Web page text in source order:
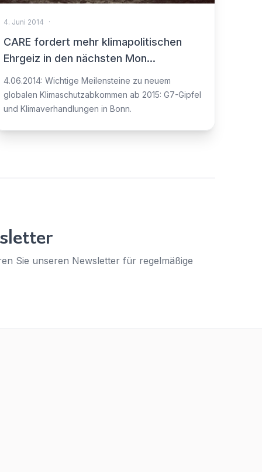
4. Juni 2014 ·
CARE fordert mehr klimapolitischen
Ehrgeiz in den nächsten Mon...
4.06.2014: Wichtige Meilensteine zu neuem
globalen Klimaschutzabkommen ab 2015: G7-Gipfel
und Klimaverhandlungen in Bonn.
Sie unseren Newsletter für regelmäßige